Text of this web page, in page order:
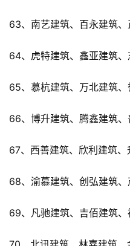
63、南艺建筑、百永建筑
64、虎特建筑、鑫亚建筑
65、慕杭建筑、万北建筑
66、博升建筑、腾鑫建筑
67、西善建筑、欣利建筑
68、渝慕建筑、创弘建筑
69、凡驰建筑、吉佰建筑